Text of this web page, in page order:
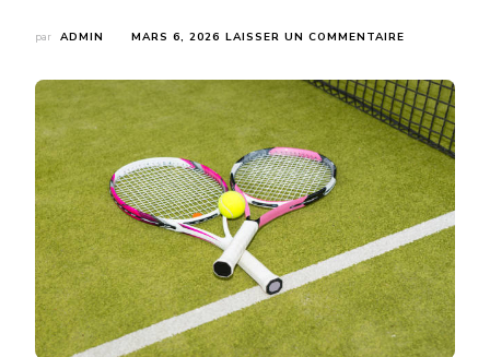
par ADMIN MARS 6, 2026 LAISSER UN COMMENTAIRE
PRÉVOIR
POUR
UNE
COURT
DE
TENNIS
TERRE
BATTUE
À
?